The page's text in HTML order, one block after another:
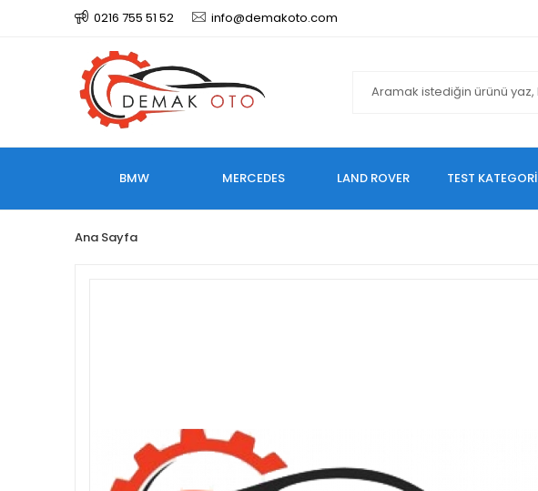
0216 755 51 52 info@demakoto.com
BMW MERCEDES LAND ROVER TEST KATEGORİ
Ana Sayfa